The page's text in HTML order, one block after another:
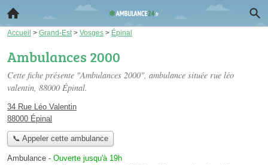
Accueil > Grand-Est > Vosges > Épinal
Ambulances 2000
Cette fiche présente "Ambulances 2000", ambulance située rue léo
valentin, 88000 Épinal.
34 Rue Léo Valentin
88000 Épinal
📞 Appeler cette ambulance
Ambulance - Ouverte jusqu'à 19h